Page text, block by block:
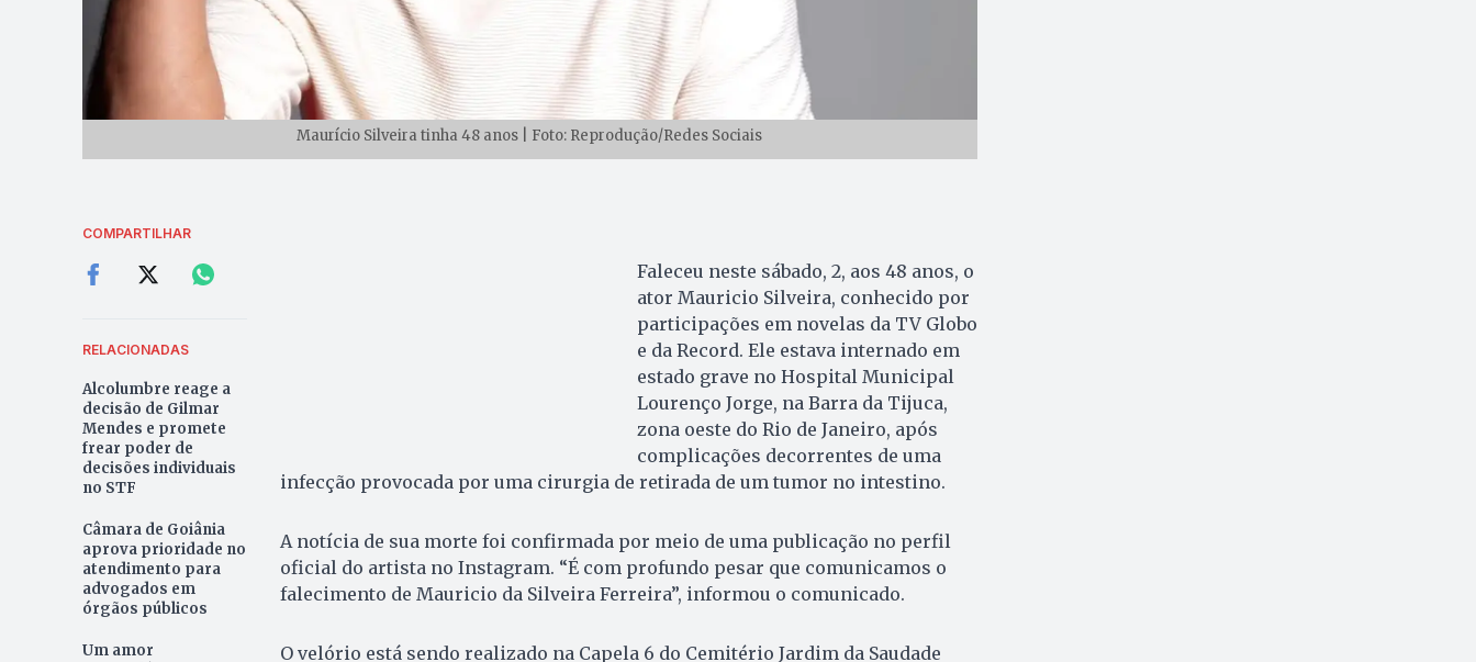
Maurício Silveira tinha 48 anos | Foto: Reprodução/Redes Sociais
COMPARTILHAR
RELACIONADAS
Alcolumbre reage a
decisão de Gilmar
Mendes e promete
frear poder de
decisões individuais
no STF
Câmara de Goiânia
aprova prioridade no
atendimento para
advogados em
órgãos públicos
Um amor
Faleceu neste sábado, 2, aos 48 anos, o
ator Mauricio Silveira, conhecido por
participações em novelas da TV Globo
e da Record. Ele estava internado em
estado grave no Hospital Municipal
Lourenço Jorge, na Barra da Tijuca,
zona oeste do Rio de Janeiro, após
complicações decorrentes de uma
infecção provocada por uma cirurgia de retirada de um tumor no intestino.
A notícia de sua morte foi confirmada por meio de uma publicação no perfil
oficial do artista no Instagram. “É com profundo pesar que comunicamos o
falecimento de Mauricio da Silveira Ferreira”, informou o comunicado.
O velório está sendo realizado na Capela 6 do Cemitério Jardim da Saudade